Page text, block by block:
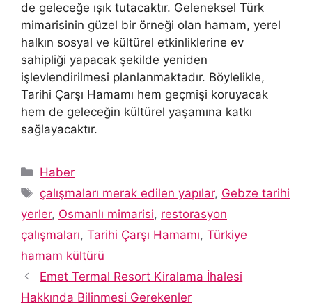
de geleceğe ışık tutacaktır. Geleneksel Türk
mimarisinin güzel bir örneği olan hamam, yerel
halkın sosyal ve kültürel etkinliklerine ev
sahipliği yapacak şekilde yeniden
işlevlendirilmesi planlanmaktadır. Böylelikle,
Tarihi Çarşı Hamamı hem geçmişi koruyacak
hem de geleceğin kültürel yaşamına katkı
sağlayacaktır.
Kategoriler
Haber
Etiketler
çalışmaları merak edilen yapılar, Gebze tarihi
yerler, Osmanlı mimarisi, restorasyon
çalışmaları, Tarihi Çarşı Hamamı, Türkiye
hamam kültürü
Emet Termal Resort Kiralama İhalesi
Hakkında Bilinmesi Gerekenler